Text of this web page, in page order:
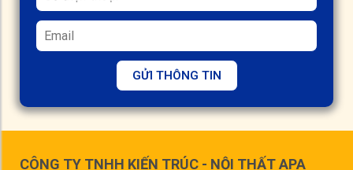
GỬI THÔNG TIN
CÔNG TY TNHH KIẾN TRÚC - NỘI THẤT APA